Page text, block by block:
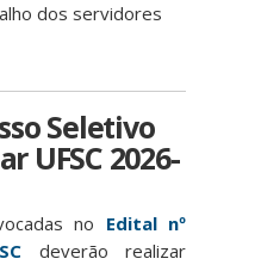
dos servidores
Seletivo
UFSC 2026-
no Edital nº
deverão realizar